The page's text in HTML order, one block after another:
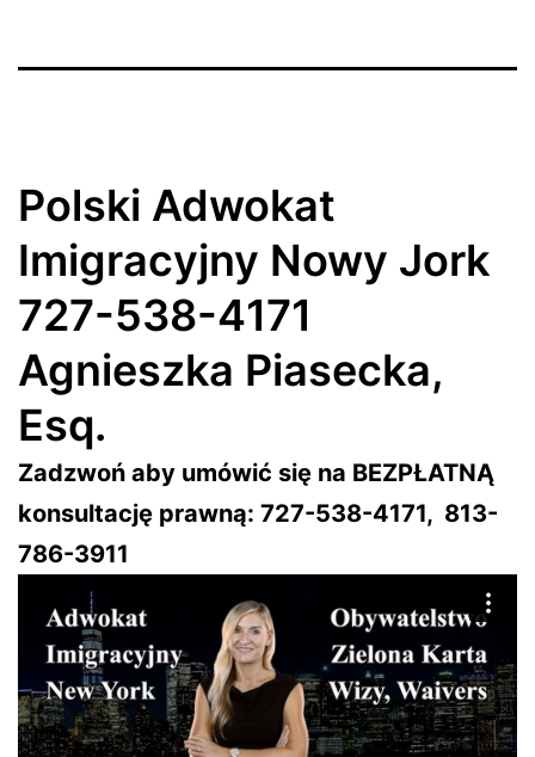
Polski Adwokat
Imigracyjny Nowy Jork
727-538-4171
Agnieszka Piasecka,
Esq.
Zadzwoń aby umówić się na BEZPŁATNĄ
konsultację prawną: 727-538-4171, 813-
786-3911